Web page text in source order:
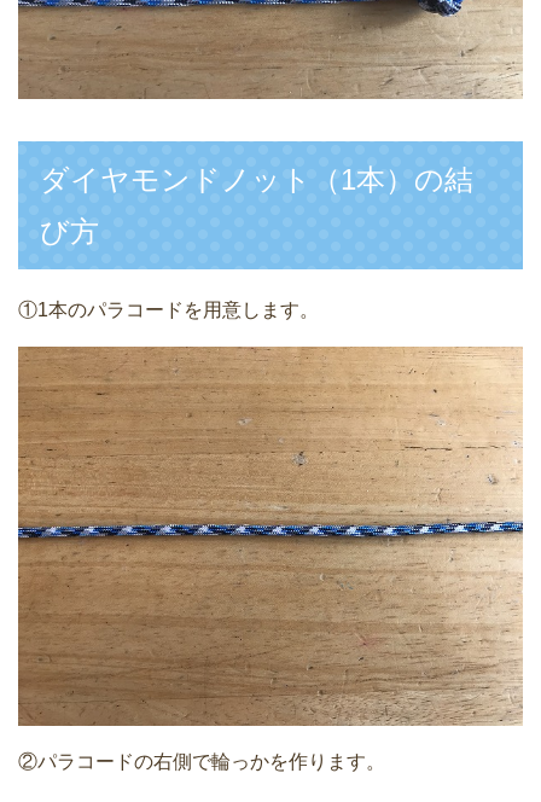
ダイヤモンドノット（1本）の結
び方
①1本のパラコードを用意します。
②パラコードの右側で輪っかを作ります。